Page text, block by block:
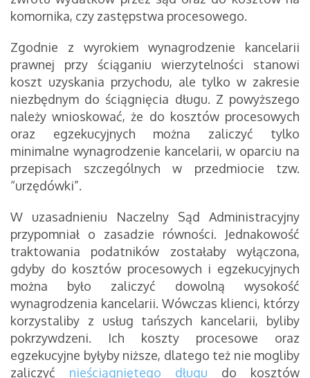
komornika, czy zastępstwa procesowego.
Zgodnie z wyrokiem wynagrodzenie kancelarii
prawnej przy ściąganiu wierzytelności stanowi
koszt uzyskania przychodu, ale tylko w zakresie
niezbędnym do ściągnięcia długu. Z powyższego
należy wnioskować, że do kosztów procesowych
oraz egzekucyjnych można zaliczyć tylko
minimalne wynagrodzenie kancelarii, w oparciu na
przepisach szczególnych w przedmiocie tzw.
“urzędówki”.
W uzasadnieniu Naczelny Sąd Administracyjny
przypomniał o zasadzie równości. Jednakowość
traktowania podatników zostałaby wyłączona,
gdyby do kosztów procesowych i egzekucyjnych
można było zaliczyć dowolną wysokość
wynagrodzenia kancelarii. Wówczas klienci, którzy
korzystaliby z usług tańszych kancelarii, byliby
pokrzywdzeni. Ich koszty procesowe oraz
egzekucyjne byłyby niższe, dlatego też nie mogliby
zaliczyć nieściągniętego długu do kosztów